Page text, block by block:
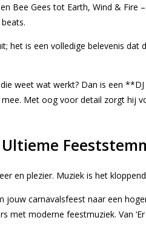
Bee Gees tot Earth, Wind &
het is een volledige belevenis
weet wat werkt? Dan is een
Met oog voor detail zorgt
en plezier. Muziek is het
carnavalsfeest naar een
met moderne feestmuziek. Van